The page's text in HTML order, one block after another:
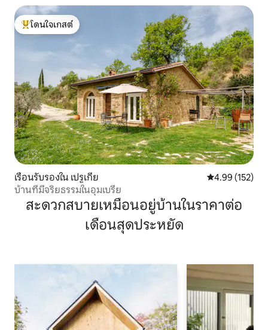
โดนใจเกสต์ที่สุด
โดนใจเกสต์
เรือนรับรองใน เปรูเกีย คะแนนเฉลี่ย
4.99 (152)
บ้านที่มีจริยธรรมในอุมเบรีย
สะดวกสบายเหมือนอยู่บ้านในราคาต่อ
เดือนสุดประหยัด